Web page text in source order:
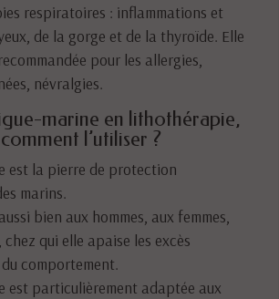
respiratoires : inflammations et
de la gorge et de la thyroïde. Elle
pour les allergies,
névralgies.
marine en lithothérapie,
l’utiliser ?
est la pierre de protection
marins.
bien aux hommes, aux femmes,
chez qui elle apaise les excès
comportement.
est particulièrement adaptée aux